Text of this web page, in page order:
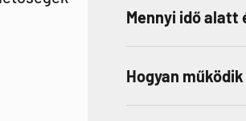
Mennyi idő alatt
Hogyan